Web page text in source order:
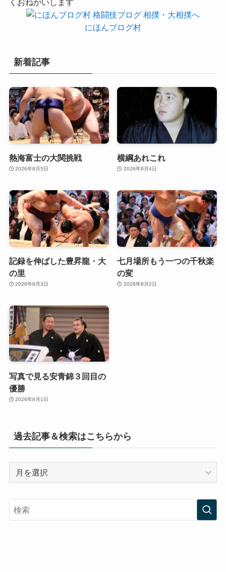
くおねがいします
にほんブログ村
新着記事
熱海富士の大関挑戦
2026年8月5日
横綱あれこれ
2026年8月4日
記録を伸ばした豊昇龍・大
の里
2026年8月3日
七月場所もう一つの千秋楽
の変
2026年8月2日
写真で見る安青錦３回目の
優勝
2026年8月1日
過去記事＆検索はこちらから
事
＆